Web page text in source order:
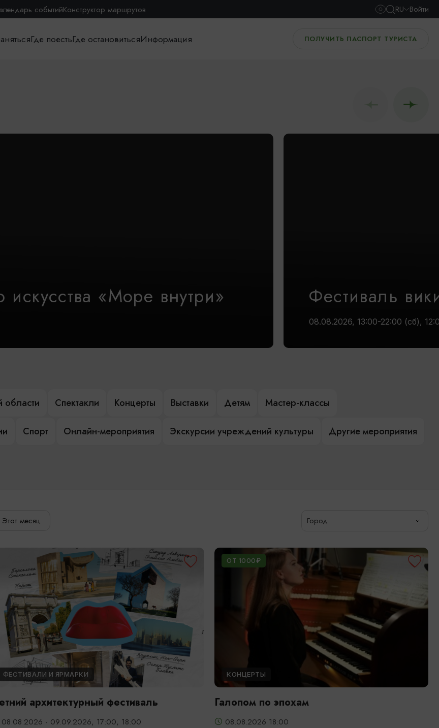
событийКонструктор маршрутов RU Войти
Где поестьГде остановитьсяИнформация ПОЛУЧИТЬ ПАСПОРТ ТУРИСТА
«Море внутри» Фестиваль
08.08.2026, 13:00-22:00 (сб),
области Спектакли Концерты Выставки Детям Мастер-классы
Спорт Онлайн-мероприятия Экскурсии учреждений культуры Другие мероприятия
Этот месяц Город
ФЕСТИВАЛИ И ЯРМАРКИ
архитектурный фестиваль
08.08.2026 - 09.09.2026, 17:00, 18:00
ОТ 1000₽
КОНЦЕРТЫ
Галопом по эпохам
08.08.2026 18:00